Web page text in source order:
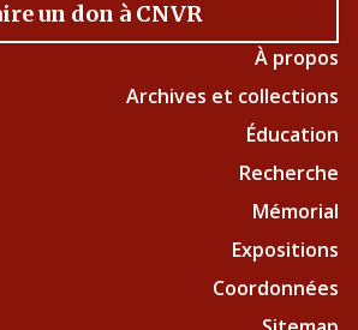
un don à CNVR
À propos
Archives et collections
Éducation
Recherche
Mémorial
Expositions
Coordonnées